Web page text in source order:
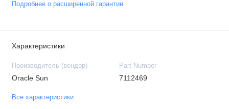
Подробнее о расширенной гарантии
Характеристики
Производитель (вендор)
Oracle Sun
Part Number
7112469
Все характеристики